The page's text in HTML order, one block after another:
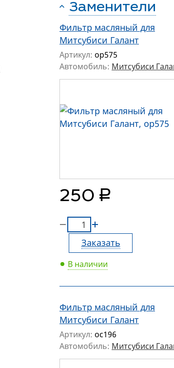
Заменители
Фильтр масляный для
Митсубиси Галант
Артикул: op575
Автомобиль: Митсубиси
250 руб.
Заказать
В наличии
Фильтр масляный для
Митсубиси Галант
Артикул: oc196
Автомобиль: Митсубиси